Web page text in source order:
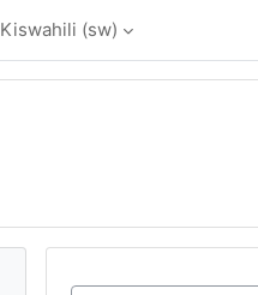
Kiswahili ‎(sw)‎